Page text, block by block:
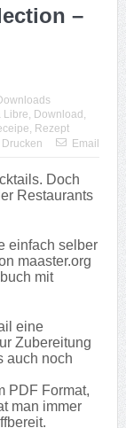
–
Libre, Download ,
, Rezept
Drucken
Email
Doch
Restaurants
einfach selber
maaster.org
mit
eine
Zubereitung
auch noch
PDF Format,
man immer